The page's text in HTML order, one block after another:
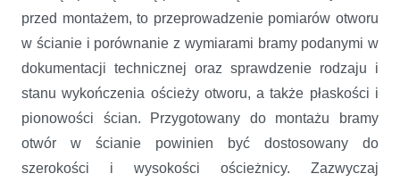
przed montażem, to przeprowadzenie pomiarów otworu
w ścianie i porównanie z wymiarami bramy podanymi w
dokumentacji technicznej oraz sprawdzenie rodzaju i
stanu wykończenia ościeży otworu, a także płaskości i
pionowości ścian. Przygotowany do montażu bramy
otwór w ścianie powinien być dostosowany do
szerokości i wysokości ościeżnicy. Zazwyczaj